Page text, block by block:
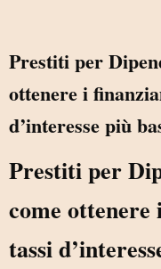
Prestiti per
ottenere i
d’interesse più
Prestiti per
come
tassi